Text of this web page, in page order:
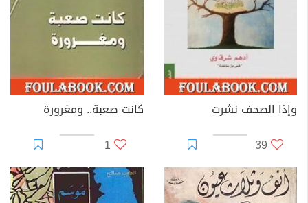
وإذا الصحف نشرت
39
كانت صعبة.. ومغرورة
1